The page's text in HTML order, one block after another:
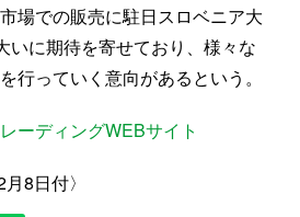
場での販売に駐日スロベニア大
いに期待を寄せており、様々な
行っていく意向があるという。
ーディングWEBサイト
8日付〉